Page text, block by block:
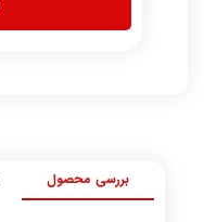
بررسی محصول